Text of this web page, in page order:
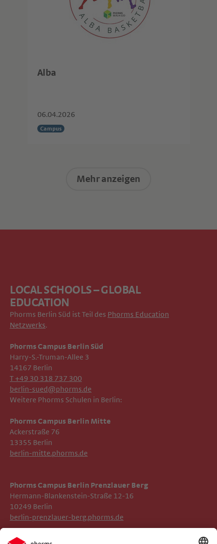
Alba
06.04.2026
Campus
Mehr anzeigen
LOCAL SCHOOLS – GLOBAL
EDUCATION
Phorms Berlin Süd ist Teil des Phorms Education
Netzwerks.
Phorms Campus Berlin Süd
Harry-S.-Truman-Allee 3
14167 Berlin
T +49 30 318 737 300
berlin-sued@phorms.de
Weitere Phorms Schulen in Berlin:
Phorms Campus Berlin Mitte
Ackerstraße 76
13355 Berlin
berlin-mitte.phorms.de
Phorms Campus Berlin Prenzlauer Berg
Hermann-Blankenstein-Straße 12-16
10249 Berlin
berlin-prenzlauer-berg.phorms.de